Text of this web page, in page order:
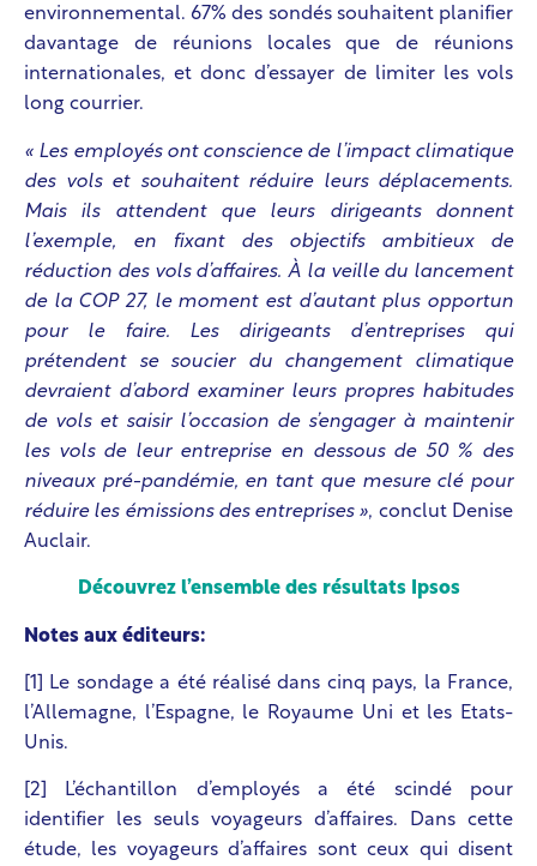
environnemental. 67% des sondés souhaitent planifier
davantage de réunions locales que de réunions
internationales, et donc d’essayer de limiter les vols
long courrier.
« Les employés ont conscience de l’impact climatique
des vols et souhaitent réduire leurs déplacements.
Mais ils attendent que leurs dirigeants donnent
l’exemple, en fixant des objectifs ambitieux de
réduction des vols d’affaires. À la veille du lancement
de la COP 27, le moment est d’autant plus opportun
pour le faire. Les dirigeants d’entreprises qui
prétendent se soucier du changement climatique
devraient d’abord examiner leurs propres habitudes
de vols et saisir l’occasion de s’engager à maintenir
les vols de leur entreprise en dessous de 50 % des
niveaux pré-pandémie, en tant que mesure clé pour
réduire les émissions des entreprises », conclut Denise
Auclair.
Découvrez l’ensemble des résultats Ipsos
Notes aux éditeurs:
[1]
Le sondage a été réalisé dans cinq pays, la France,
l’Allemagne, l’Espagne, le Royaume Uni et les Etats-
Unis.
[2] L’échantillon d’employés a été scindé pour
identifier les seuls voyageurs d’affaires. Dans cette
étude, les voyageurs d’affaires sont ceux qui disent